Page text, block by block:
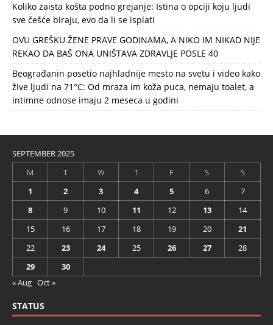
Koliko zaista košta podno grejanje: Istina o opciji koju ljudi
sve češće biraju, evo da li se isplati
OVU GREŠKU ŽENE PRAVE GODINAMA, A NIKO IM NIKAD NIJE
REKAO DA BAŠ ONA UNIŠTAVA ZDRAVLJE POSLE 40
Beograđanin posetio najhladnije mesto na svetu i video kako
žive ljudi na 71°C: Od mraza im koža puca, nemaju toalet, a
intimne odnose imaju 2 meseca u godini
SEPTEMBER 2025
M
T W T F S
S
1
2 3 4 5 6
7
8
9 10 11 12 13
14
15
16 17 18 19 20
21
22
23 24 25 26 27
28
29
30
« Aug Oct »
STATUS